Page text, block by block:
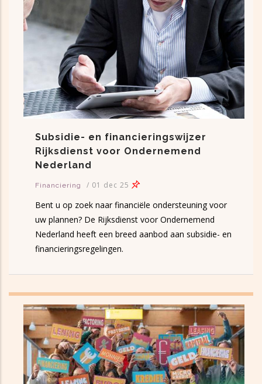
Subsidie- en financieringswijzer
Rijksdienst voor Ondernemend
Nederland
Financiering / 01 dec 25
Bent u op zoek naar financiële ondersteuning voor
uw plannen? De Rijksdienst voor Ondernemend
Nederland heeft een breed aanbod aan subsidie- en
financieringsregelingen.